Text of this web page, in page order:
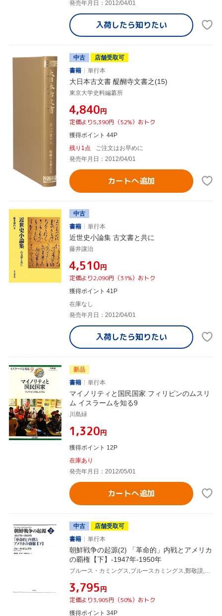
発売年月日：2012/04/01
入荷したら知りたい
中古
店舗受取可
書籍
単行本
大日本古文書 醍醐寺文書之(15)
東京大学史料編纂所
¥4,840円
定価より5,390円（52%）おトク
獲得ポイント 44P
残り1点
ご注文はお早めに
発売年月日：2012/04/01
カートへ追加
中古
書籍
単行本
近世史小論集 古文書と共に
藤井讓治
¥4,510円
定価より2,090円（31%）おトク
獲得ポイント 41P
在庫なし
発売年月日：2012/04/01
入荷したら知りたい
新品
書籍
単行本
マイノリティと国民国家 フィリピンのムスリ
ム イスラームを知る9
川島緑
¥1,320円
獲得ポイント 12P
在庫あり
発売年月日：2012/05/01
カートへ追加
中古
店舗受取可
書籍
単行本
朝鮮戦争の起源(2) 「革命的」内戦とアメリカ
の覇権【下】-1947年-1950年
¥3,795円
定価より3,905円（50%）おトク
獲得ポイント 34P